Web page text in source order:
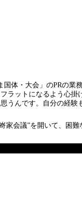
体・大会」のPRの
ットになるよう心
んです。自分の経
会議”を開いて、困